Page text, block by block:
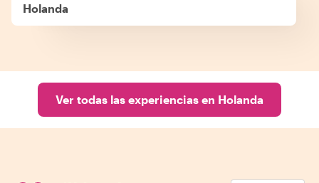
Holanda
Ver todas las experiencias en Holanda